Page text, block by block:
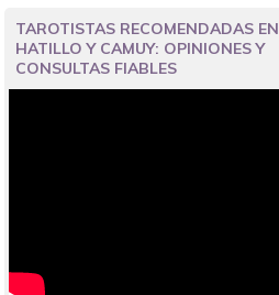
TAROTISTAS RECOMENDADAS EN
HATILLO Y CAMUY: OPINIONES Y
CONSULTAS FIABLES